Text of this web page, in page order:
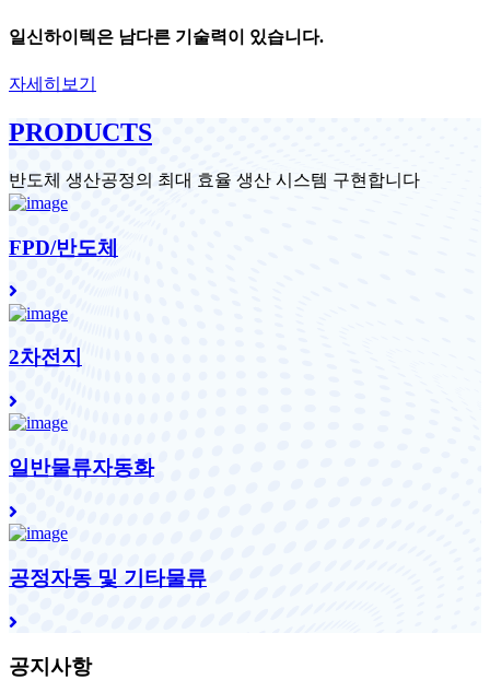
일신하이텍 은 남다른 기술력이 있습니다.
자세히보기
PRODUCTS
반도체 생산공정의 최대 효율 생산 시스템 구현합니다
FPD/반도체
2차전지
일반물류자동화
공정자동 및 기타물류
공지사항